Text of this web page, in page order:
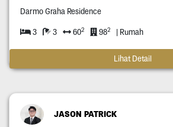
Darmo Graha Residence
3 3 602 982 | Rumah
Lihat Detail
JASON PATRICK